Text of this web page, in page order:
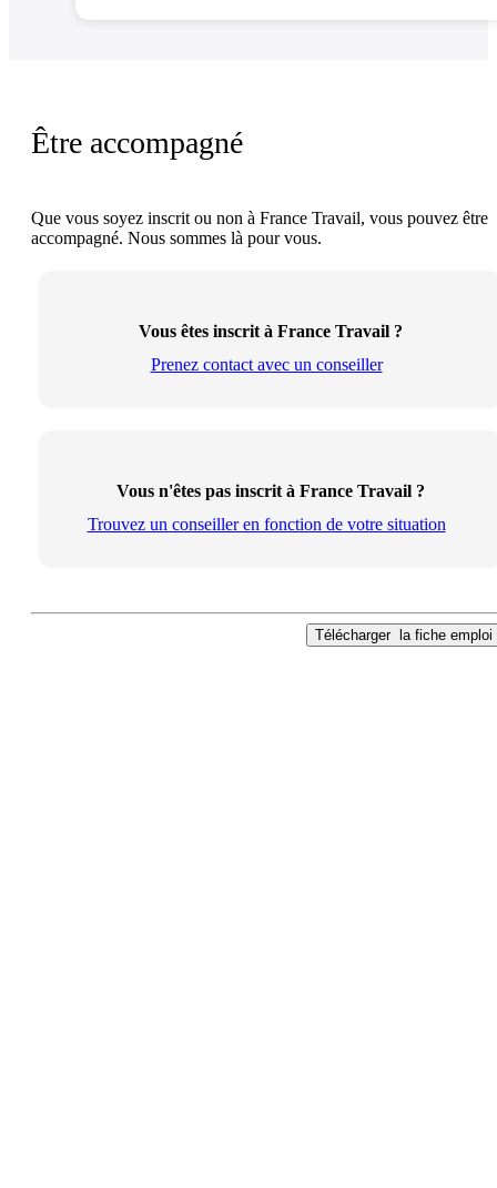
Être accompagné
Que vous soyez inscrit ou non à France Travail, vous pouvez être
accompagné. Nous sommes là pour vous.
Vous êtes inscrit à France Travail ?
Prenez contact avec un conseiller
Vous n'êtes pas inscrit à France Travail ?
Trouvez un conseiller en fonction de votre situation
Télécharger la fiche emploi